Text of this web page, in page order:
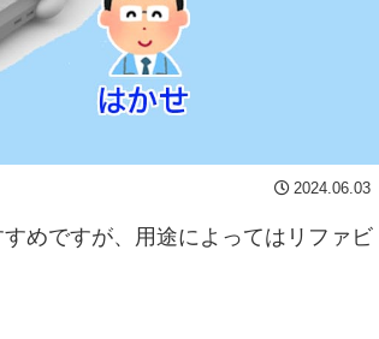
2024.06.03
めですが、用途によってはリファビ